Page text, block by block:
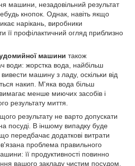
машини, незадовільний результат
кнопок. Однак, навіть якщо
нарікань, виробники
її профілактичний огляд приблизно
машини також
води: жорстка вода, найбільш
машину з ладу, оскільки від
накип. М'яка вода більш
менше миючих засобів і
результату миття.
результату не варто допускати
посуді. В іншому випадку буде
передбачає додаткові витрати
проблема правильного
її продуктивності повинно
вашого закладу чистим посудом,